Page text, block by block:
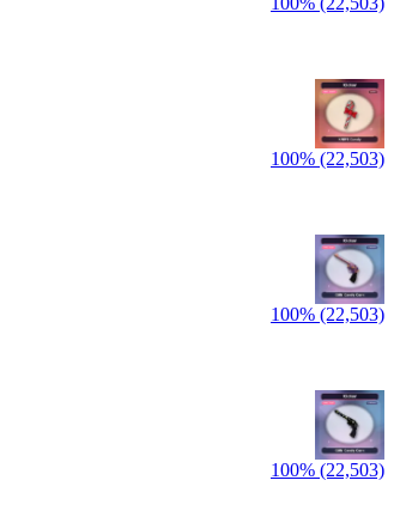
100% (22,503)
100% (22,503)
100% (22,503)